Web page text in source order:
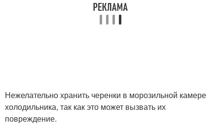
Нежелательно хранить черенки в морозильной камере
холодильника, так как это может вызвать их
повреждение.